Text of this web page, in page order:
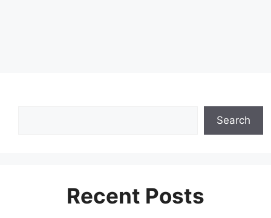
Search
Recent Posts